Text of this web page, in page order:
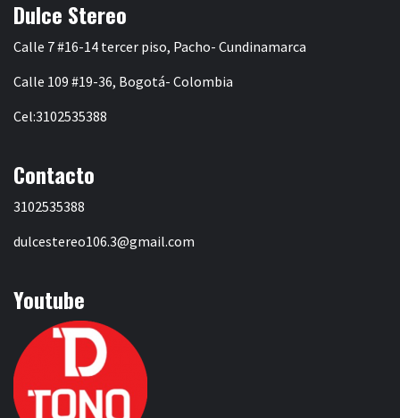
Dulce Stereo
Calle 7 #16-14 tercer piso, Pacho- Cundinamarca
Calle 109 #19-36, Bogotá- Colombia
Cel:3102535388
Contacto
3102535388
dulcestereo106.3@gmail.com
Youtube